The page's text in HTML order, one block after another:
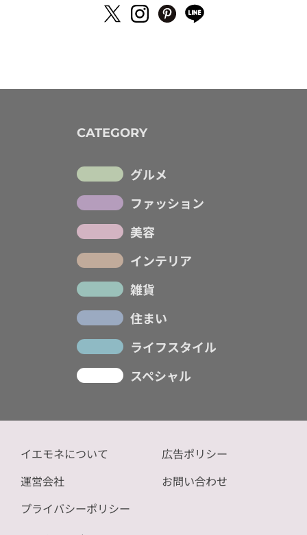
CATEGORY
グルメ
ファッション
美容
インテリア
雑貨
住まい
ライフスタイル
スペシャル
イエモネについて
運営会社
プライバシーポリシー
広告ポリシー
お問い合わせ